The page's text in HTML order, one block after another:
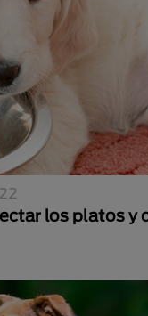
los platos y